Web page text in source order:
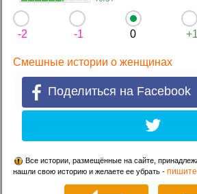
-2 -1 0 +1
Смешные истории о женщинах
Поделиться на Facebook
Все истории, размещённые на сайте,
нашли свою историю и желаете ее убрать -пишите